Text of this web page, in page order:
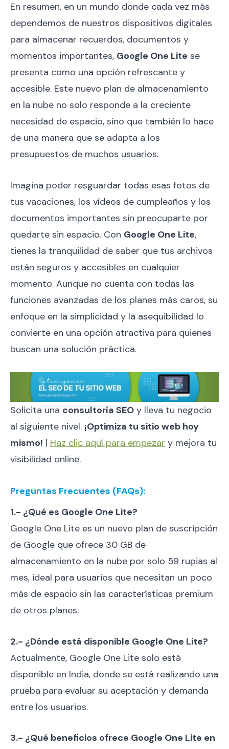
En resumen, en un mundo donde cada vez más
dependemos de nuestros dispositivos digitales
para almacenar recuerdos, documentos y
momentos importantes, Google One Lite se
presenta como una opción refrescante y
accesible. Este nuevo plan de almacenamiento
en la nube no solo responde a la creciente
necesidad de espacio, sino que también lo hace
de una manera que se adapta a los
presupuestos de muchos usuarios.
Imagina poder resguardar todas esas fotos de
tus vacaciones, los vídeos de cumpleaños y los
documentos importantes sin preocuparte por
quedarte sin espacio. Con Google One Lite,
tienes la tranquilidad de saber que tus archivos
están seguros y accesibles en cualquier
momento. Aunque no cuenta con todas las
funciones avanzadas de los planes más caros, su
enfoque en la simplicidad y la asequibilidad lo
convierte en una opción atractiva para quienes
buscan una solución práctica.
Solicita una consultoría SEO y lleva tu negocio
al siguiente nivel. ¡Optimiza tu sitio web hoy
mismo! | Haz clic aquí para empezar y mejora tu
visibilidad online.
Preguntas Frecuentes (FAQs):
1.- ¿Qué es Google One Lite?
Google One Lite es un nuevo plan de suscripción
de Google que ofrece 30 GB de
almacenamiento en la nube por solo 59 rupias al
mes, ideal para usuarios que necesitan un poco
más de espacio sin las características premium
de otros planes.
2.- ¿Dónde está disponible Google One Lite?
Actualmente, Google One Lite solo está
disponible en India, donde se está realizando una
prueba para evaluar su aceptación y demanda
entre los usuarios.
3.- ¿Qué beneficios ofrece Google One Lite en